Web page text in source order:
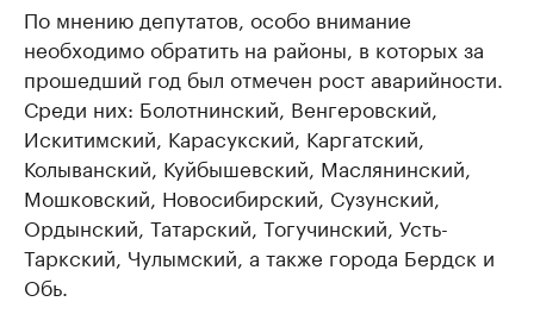
По мнению депутатов, особо внимание
необходимо обратить на районы, в которых за
прошедший год был отмечен рост аварийности.
Среди них: Болотнинский, Венгеровский,
Искитимский, Карасукский, Каргатский,
Колыванский, Куйбышевский, Маслянинский,
Мошковский, Новосибирский, Сузунский,
Ордынский, Татарский, Тогучинский, Усть-
Таркский, Чулымский, а также города Бердск и
Обь.